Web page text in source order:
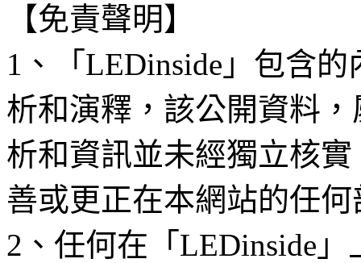
【免責聲明】
1、「LEDinside」包含
析和演釋，該公開資料
析和資訊並未經獨立核
善或更正在本網站的任
2、任何在「LEDinside